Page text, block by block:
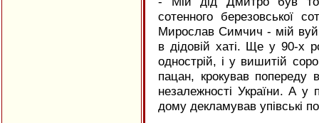
сотенного березовської
Мирослав Симчич - мій
в дідовій хаті. Ще у 90-х
однострій, і у вишитій
пацан, крокував попереду
незалежності України. А у
дому декламував упівські